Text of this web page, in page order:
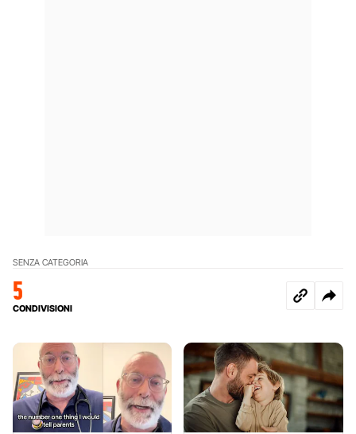
SENZA CATEGORIA
5
CONDIVISIONI